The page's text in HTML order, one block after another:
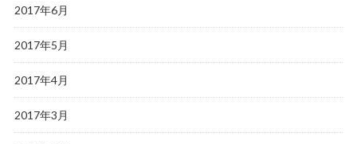
2017年6月
2017年5月
2017年4月
2017年3月